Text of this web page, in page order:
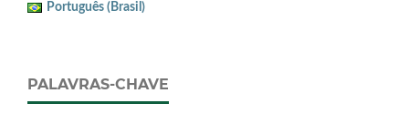
Português (Brasil)
PALAVRAS-CHAVE